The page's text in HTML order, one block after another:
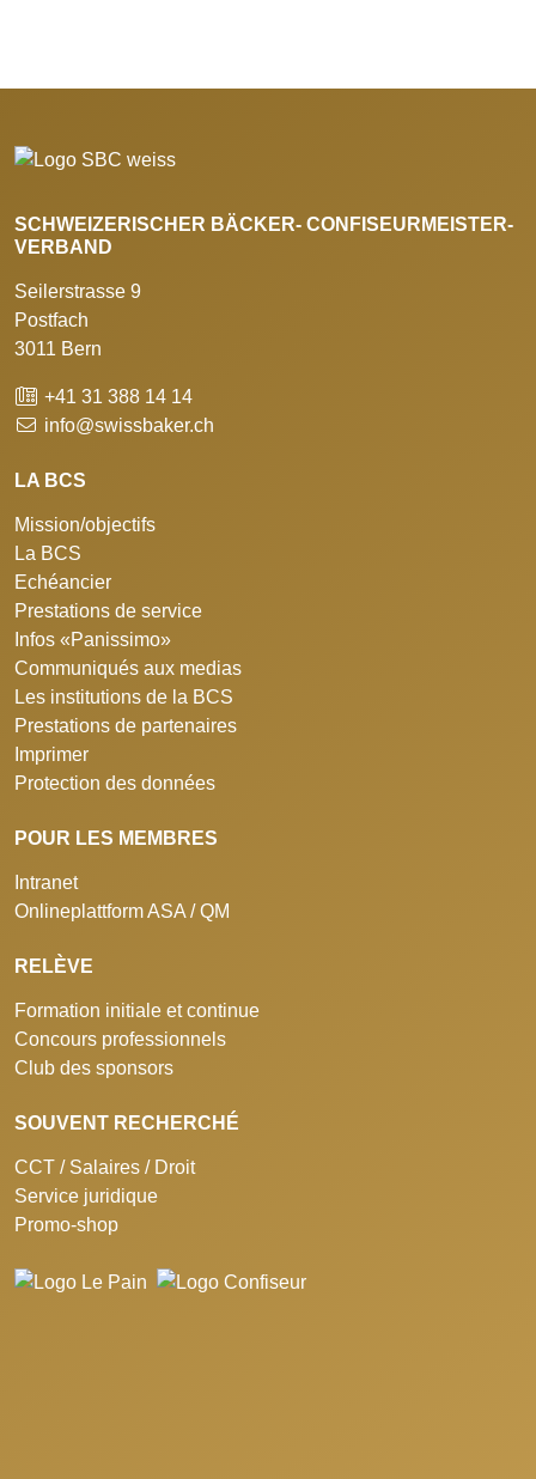
SCHWEIZERISCHER BÄCKER- CONFISEURMEISTER-
VERBAND
Seilerstrasse 9
Postfach
3011 Bern
+41 31 388 14 14
info@swissbaker.ch
LA BCS
Mission/objectifs
La BCS
Echéancier
Prestations de service
Infos «Panissimo»
Communiqués aux medias
Les institutions de la BCS
Prestations de partenaires
Imprimer
Protection des données
POUR LES MEMBRES
Intranet
Onlineplattform ASA / QM
RELÈVE
Formation initiale et continue
Concours professionnels
Club des sponsors
SOUVENT RECHERCHÉ
CCT / Salaires / Droit
Service juridique
Promo-shop